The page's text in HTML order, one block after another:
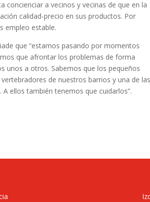
concienciar a vecinos y vecinas de que en la
calidad-precio en sus productos. Por
empleo estable.
que “estamos pasando por momentos
que afrontar los problemas de forma
unos a otros. Sabemos que los pequeños
de nuestros barrios y una de las
ellos también tenemos que cuidarlos”.